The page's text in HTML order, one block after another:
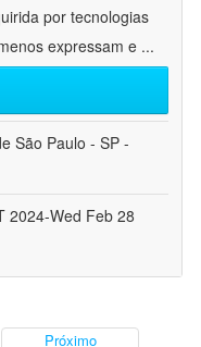
por tecnologias
expressam e ...
São Paulo - SP -
2024-Wed Feb 28
Próximo